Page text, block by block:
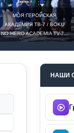
МОЯ ГЕРОЙСКАЯ
АКАДЕМИЯ ТВ-7 / BOKU
NO HERO ACADEMIA TV-7...
НАШИ